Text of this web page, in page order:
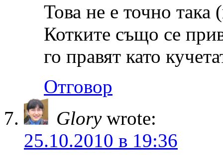
Това не е точно
Котките също се
го правят като
Отговор
Glory wrote:
25.10.2010 в 19:36